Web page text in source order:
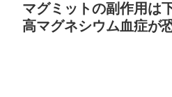
マグミットの副作用は
高マグネシウム血症が